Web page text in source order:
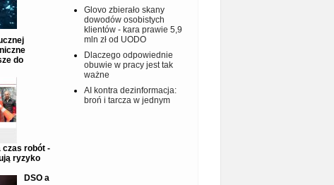
do
czas robót -
ryzyko
DSO a
Glovo zbierało skany
dowodów osobistych
klientów - kara prawie 5,9
mln zł od UODO
Dlaczego odpowiednie
obuwie w pracy jest tak
ważne
AI kontra dezinformacja:
broń i tarcza w jednym